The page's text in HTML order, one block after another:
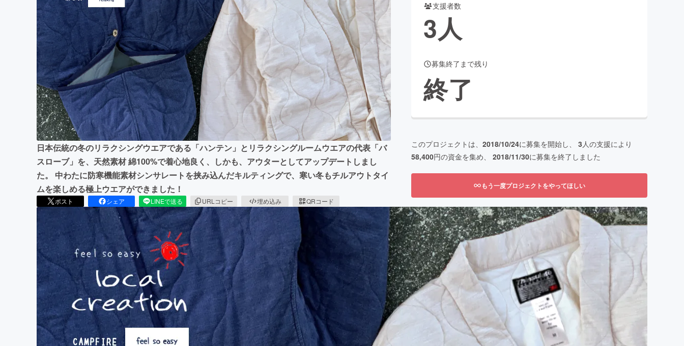
ビジネス・起業 チャレンジ ビューティー・ヘルスケア
まちづくり・地域活性化
CAMPFIRE for Social Good
CAMPFIRE Creation
CAMPFIREふるさと納税 machi-ya コミュニティ
日本伝統の冬のリラクシングウエアである「ハンテン」とリラクシングルームウエアの代表「バ
スローブ」を、天然素材 綿100%で着心地良く、しかも、アウターとしてアップデートしまし
た。 中わたに防寒機能素材シンサレートを挟み込んだキルティングで、寒い冬もチルアウトタイ
ムを楽しめる極上ウエアができました！
ポスト シェア LINEで送る URLコピー 埋め込み QRコード
支援者数
3人
募集終了まで残り
終了
このプロジェクトは、 2018/10/24に募集を開始し、 3人の支援により
58,400円の資金を集め、 2018/11/30に募集を終了しました
もう一度プロジェクトをやってほしい